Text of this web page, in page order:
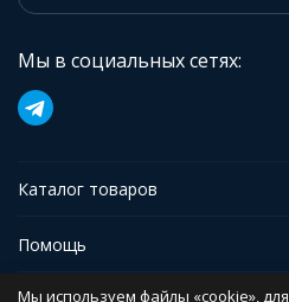
Мы в социальных сетях:
Каталог товаров
Помощь
Мы используем файлы «cookie», для